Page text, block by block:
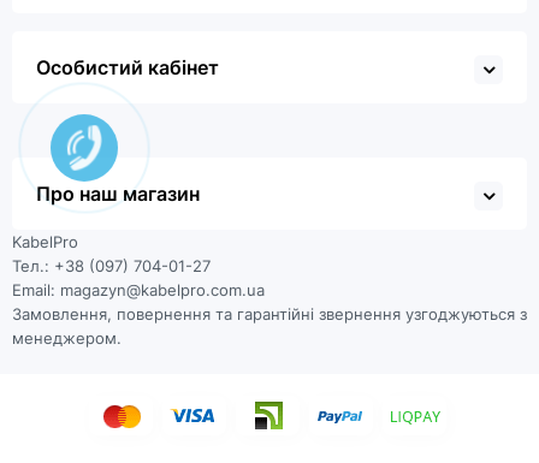
Особистий кабінет
Про наш магазин
KabelPro
Тел.: +38 (097) 704-01-27
Email: magazyn@kabelpro.com.ua
Замовлення, повернення та гарантійні звернення узгоджуються з
менеджером.